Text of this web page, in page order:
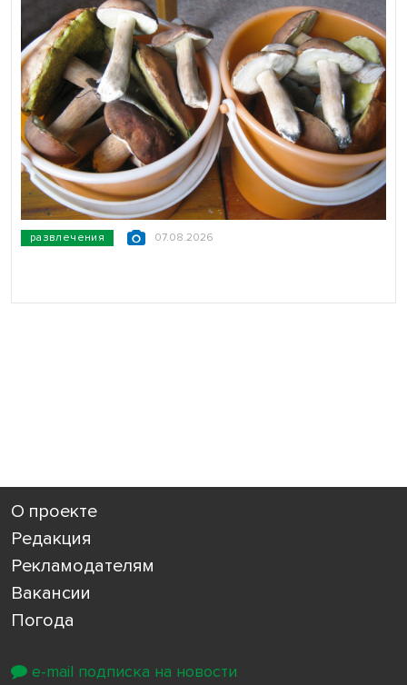
развлечения 07.08.2026
О проекте
Редакция
Рекламодателям
Вакансии
Погода
e-mail подписка на новости